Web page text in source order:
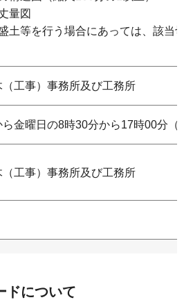
量図
土等を行う場合にあっては、該当
（工事）事務所及び工務所
ら金曜日の8時30分から17時00分（
（工事）事務所及び工務所
ドについて